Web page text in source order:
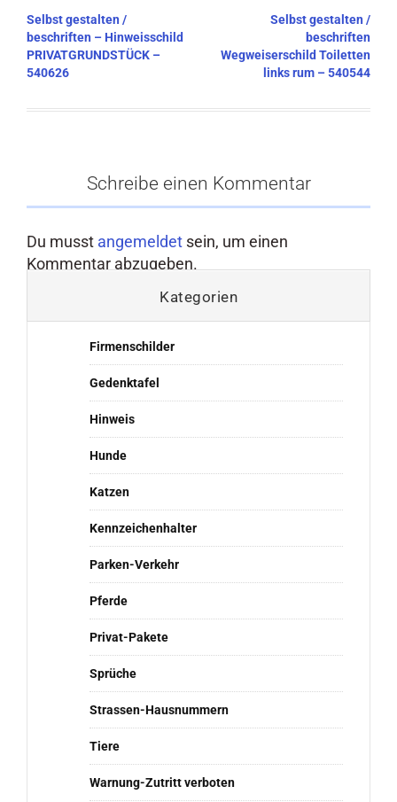
Beitragsnavigation
Selbst gestalten /
beschriften – Hinweisschild
PRIVATGRUNDSTÜCK –
540626
Selbst gestalten /
beschriften
Wegweiserschild Toiletten
links rum – 540544
Schreibe einen Kommentar
Du musst angemeldet sein, um einen
Kommentar abzugeben.
Kategorien
Firmenschilder
Gedenktafel
Hinweis
Hunde
Katzen
Kennzeichenhalter
Parken-Verkehr
Pferde
Privat-Pakete
Sprüche
Strassen-Hausnummern
Tiere
Warnung-Zutritt verboten